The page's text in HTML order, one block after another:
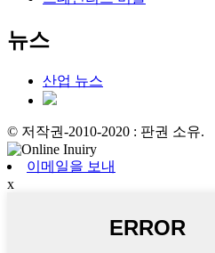
뉴스
산업 뉴스
© 저작권-2010-2020 : 판권 소유.
이메일을 보내
x